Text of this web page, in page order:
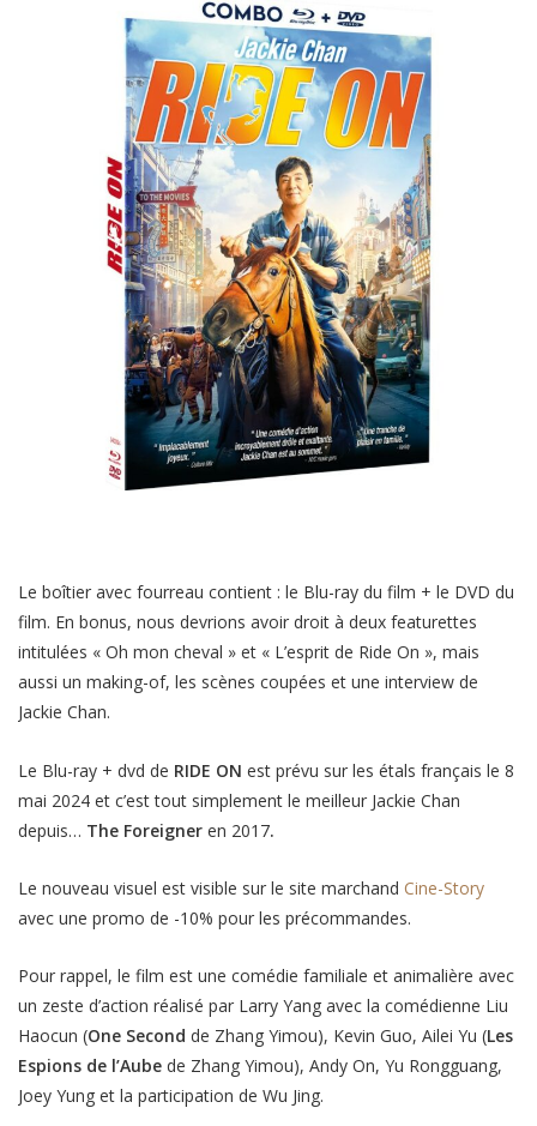
Le boîtier avec fourreau contient : le Blu-ray du film + le DVD du
film. En bonus, nous devrions avoir droit à deux featurettes
intitulées « Oh mon cheval » et « L’esprit de Ride On », mais
aussi un making-of, les scènes coupées et une interview de
Jackie Chan.
Le Blu-ray + dvd de RIDE ON est prévu sur les étals français le 8
mai 2024 et c’est tout simplement le meilleur Jackie Chan
depuis… The Foreigner en 2017.
Le nouveau visuel est visible sur le site marchand Cine-Story
avec une promo de -10% pour les précommandes.
Pour rappel, le film est une comédie familiale et animalière avec
un zeste d’action réalisé par Larry Yang avec la comédienne Liu
Haocun (One Second de Zhang Yimou), Kevin Guo, Ailei Yu (Les
Espions de l’Aube de Zhang Yimou), Andy On, Yu Rongguang,
Joey Yung et la participation de Wu Jing.